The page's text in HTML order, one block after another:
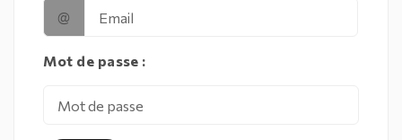
@
Mot de passe :